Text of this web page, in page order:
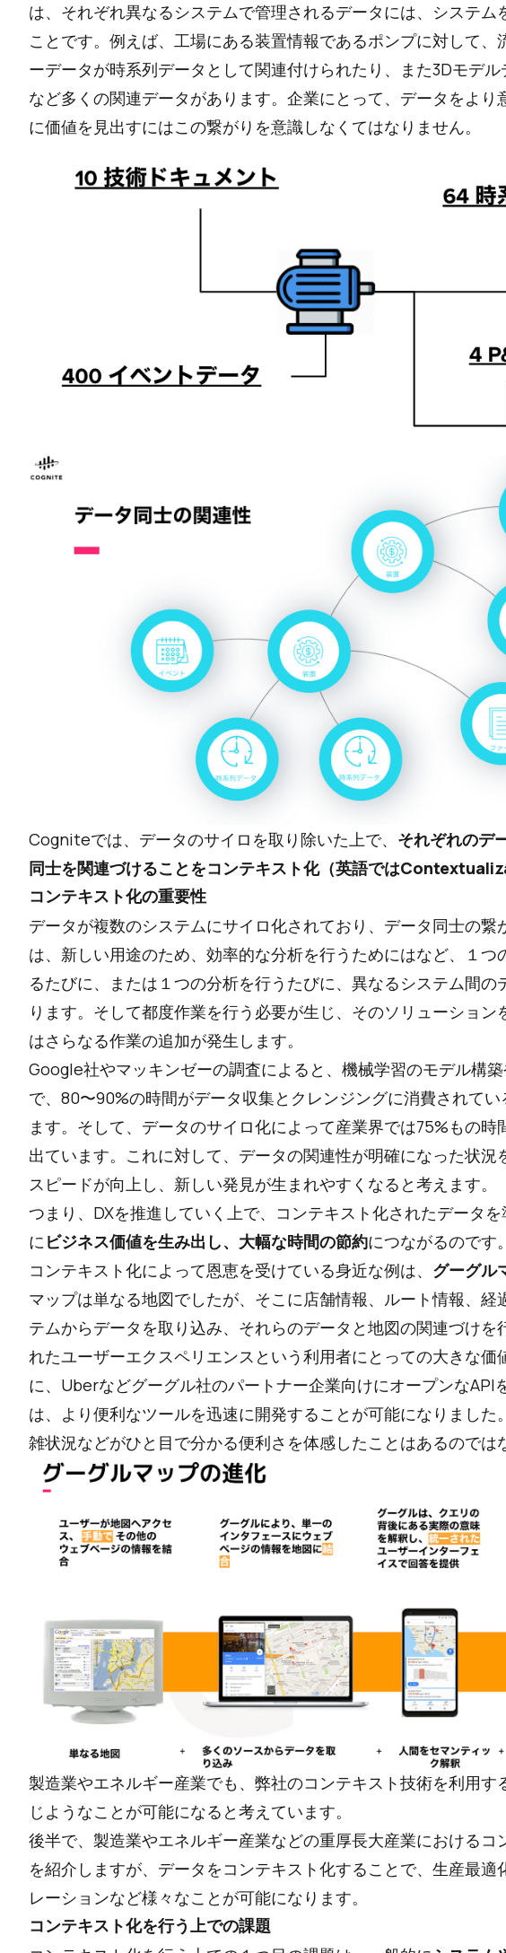
は、それぞれ異なるシステムで管理されるデータには、システム
ことです。例えば、工場にある装置情報であるポンプに対して、
ーデータが時系列データとして関連付けられたり、また3Dモデ
など多くの関連データがあります。企業にとって、データをより
に価値を見出すにはこの繋がりを意識しなくてはなりません。
Cogniteでは、データのサイロを取り除いた上で、 それぞれのデ
同士を関連づけることをコンテキスト化（英語では
コンテキスト化の重要性
データが複数のシステムにサイロ化されており、データ同士の繋
は、新しい用途のため、効率的な分析を行うためにはなど、１つ
るたびに、または１つの分析を行うたびに、異なるシステム間の
ります。そして都度作業を行う必要が生じ、そのソリューショ
はさらなる作業の追加が発生します。
Google社やマッキンゼーの調査によると、機械学習のモデル構
で、80〜90%の時間がデータ収集とクレンジングに消費されて
ます。そして、データのサイロ化によって産業界では75%もの
出ています。これに対して、データの関連性が明確になった状況
スピードが向上し、新しい発見が生まれやすくなると考えます。
つまり、DXを推進していく上で、コンテキスト化されたデータ
にビジネス価値を生み出し、大幅な時間の節約につながるのです。
コンテキスト化によって恩恵を受けている身近な例は、 グーグル
マップは単なる地図でしたが、そこに店舗情報、ルート情報、経
テムからデータを取り込み、それらのデータと地図の関連づけを
れたユーザーエクスペリエンスという利用者にとっての大きな価
に、Uberなどグーグル社のパートナー企業向けにオープンなAPI
は、より便利なツールを迅速に開発することが可能になりました
雑状況などがひと目で分かる便利さを体感したことはあるのでは
製造業やエネルギー産業でも、弊社のコンテキスト技術を利用す
じようなことが可能になると考えています。
後半で、製造業やエネルギー産業などの重厚長大産業におけるコ
を紹介しますが、データをコンテキスト化することで、生産最
レーションなど様々なことが可能になります。
コンテキスト化を行う上での課題